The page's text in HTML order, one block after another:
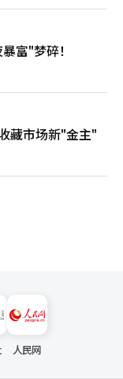
强与日本和韩国的安
将密切关注美中关
人工智能、半导
关
们的核心安全盟
无法仅依赖其中一
而是基于技术、产
全球竞争力。重要
北亚秩序重塑中被
富"梦碎！
藏市场新"金主"
人民网